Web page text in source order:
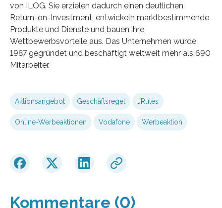
von ILOG. Sie erzielen dadurch einen deutlichen
Return-on-Investment, entwickeln marktbestimmende
Produkte und Dienste und bauen ihre
Wettbewerbsvorteile aus. Das Unternehmen wurde
1987 gegründet und beschäftigt weltweit mehr als 690
Mitarbeiter.
Aktionsangebot Geschäftsregel JRules
Online-Werbeaktionen Vodafone Werbeaktion
Kommentare (0)